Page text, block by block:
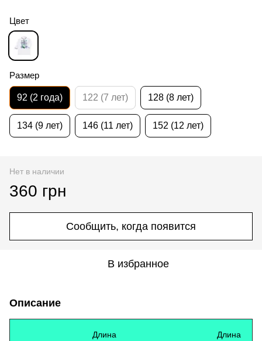
Цвет
Размер
92 (2 года) 122 (7 лет) 128 (8 лет)
134 (9 лет) 146 (11 лет) 152 (12 лет)
Нет в наличии
360 грн
Сообщить, когда появится
В избранное
Описание
Длина Длина